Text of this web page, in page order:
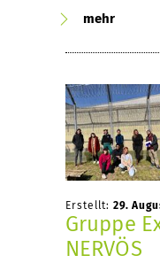
mehr
Erstellt: 29.
Gruppe
NERVÖS